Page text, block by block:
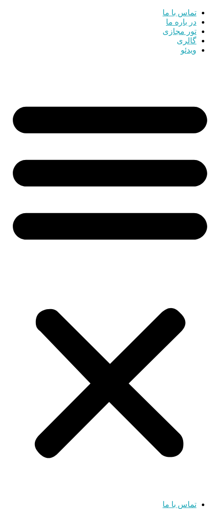
تماس با ما
در باره ما
تور مجازی
گالری
ویدئو
تماس با ما